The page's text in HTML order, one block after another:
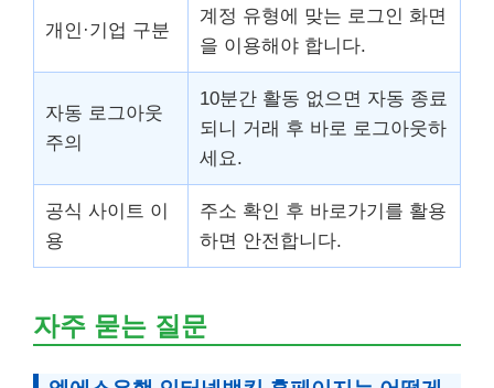
개인·기업 구분
계정 유형에 맞는 로그인 화면
을 이용해야 합니다.
자동 로그아웃
주의
10분간 활동 없으면 자동 종료
되니 거래 후 바로 로그아웃하
세요.
공식 사이트 이
용
주소 확인 후 바로가기를 활용
하면 안전합니다.
자주 묻는 질문